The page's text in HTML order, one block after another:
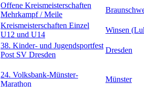
Offene Kreismeisterschaften
Mehrkampf / Meile
Kreismeisterschaften Einzel
U12 und U14
Winsen
38. Kinder- und Jugendsportfest
Post SV Dresden
Dresden
24. Volksbank-Münster-
Marathon
Münster